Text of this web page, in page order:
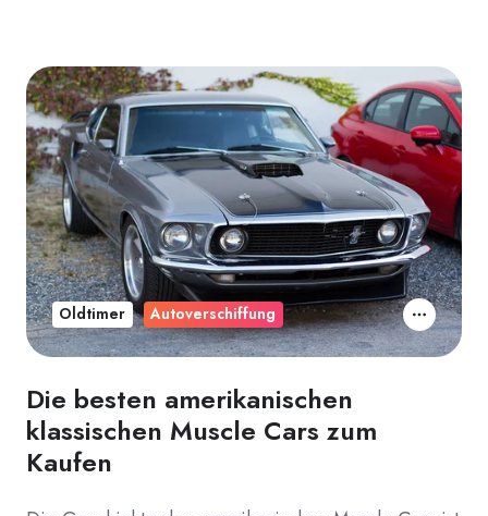
Die besten amerikanischen
klassischen Muscle Cars zum
Kaufen
Oldtimer Autoverschiffung